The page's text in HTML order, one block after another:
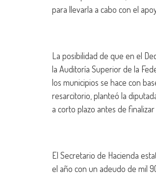
para llevarla a cabo con el
La posibilidad de que en el
la Auditoría Superior de la
los municipios se hace con
resarcitorio, planteó la
a corto plazo antes de finalizar
El Secretario de Hacienda
el año con un adeudo de mil